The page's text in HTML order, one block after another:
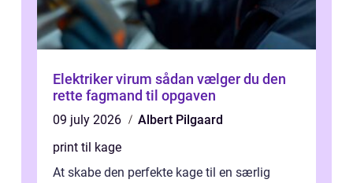
Elektriker virum sådan vælger du den
rette fagmand til opgaven
09 july 2026
Albert Pilgaard
print til kage
At skabe den perfekte kage til en særlig